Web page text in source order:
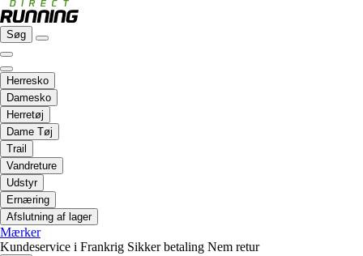
Søg
Herresko
Damesko
Herretøj
Dame Tøj
Trail
Vandreture
Udstyr
Ernæring
Afslutning af lager
Mærker
Kundeservice i Frankrig Sikker betaling Nem retur